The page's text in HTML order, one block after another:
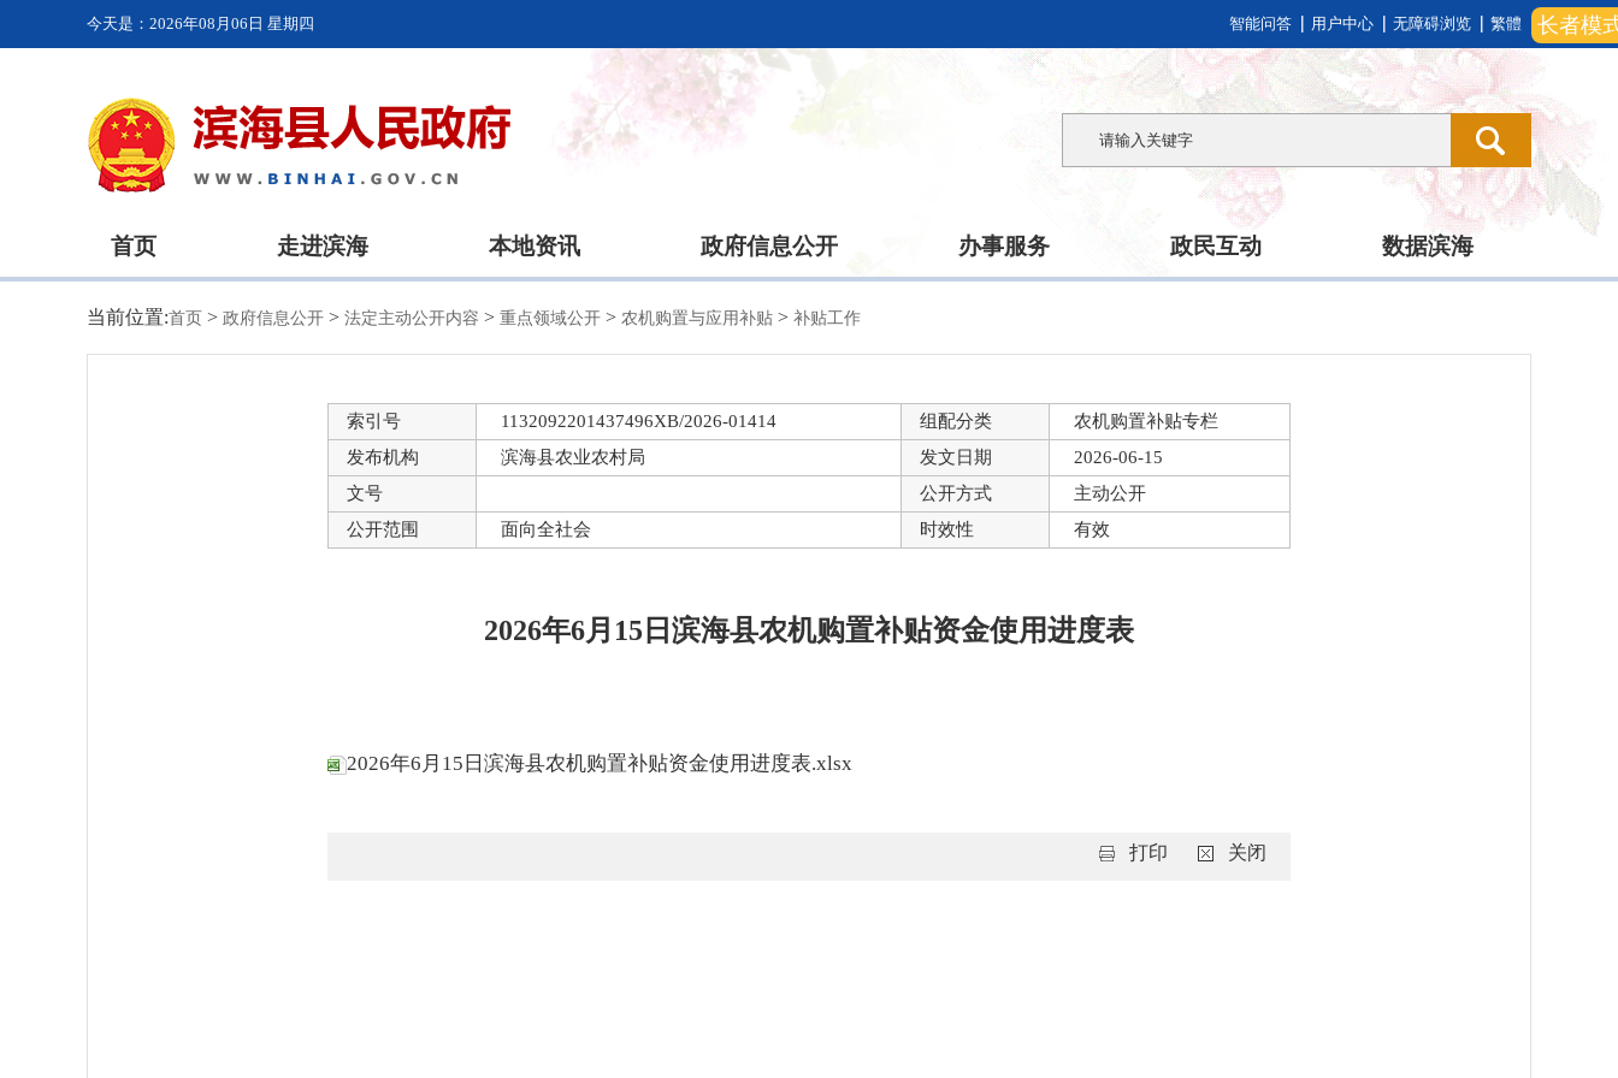
长者模
今天是： 2026年08月06日 星期四 智能问答 用户中心 无障碍浏览 繁體
首页 走进滨海 本地资讯 政府信息公开 办事服务 政民互动 数据滨海
当前位置:首页 > 政府信息公开 > 法定主动公开内容 > 重点领域公开 > 农机购置与应用补贴 > 补贴工作
索引号 1132092201437496XB/2026-01414 组配分类
农机购置补贴专栏
发布机构
滨海县农业农村局 发文日期
2026-06-15
文号
公开方式
主动公开
公开范围
面向全社会 时效性 有效
2026年6月15日滨海县农机购置补贴资金使用进度表
2026年6月15日滨海县农机购置补贴资金使用进度表.xlsx
打印 关闭